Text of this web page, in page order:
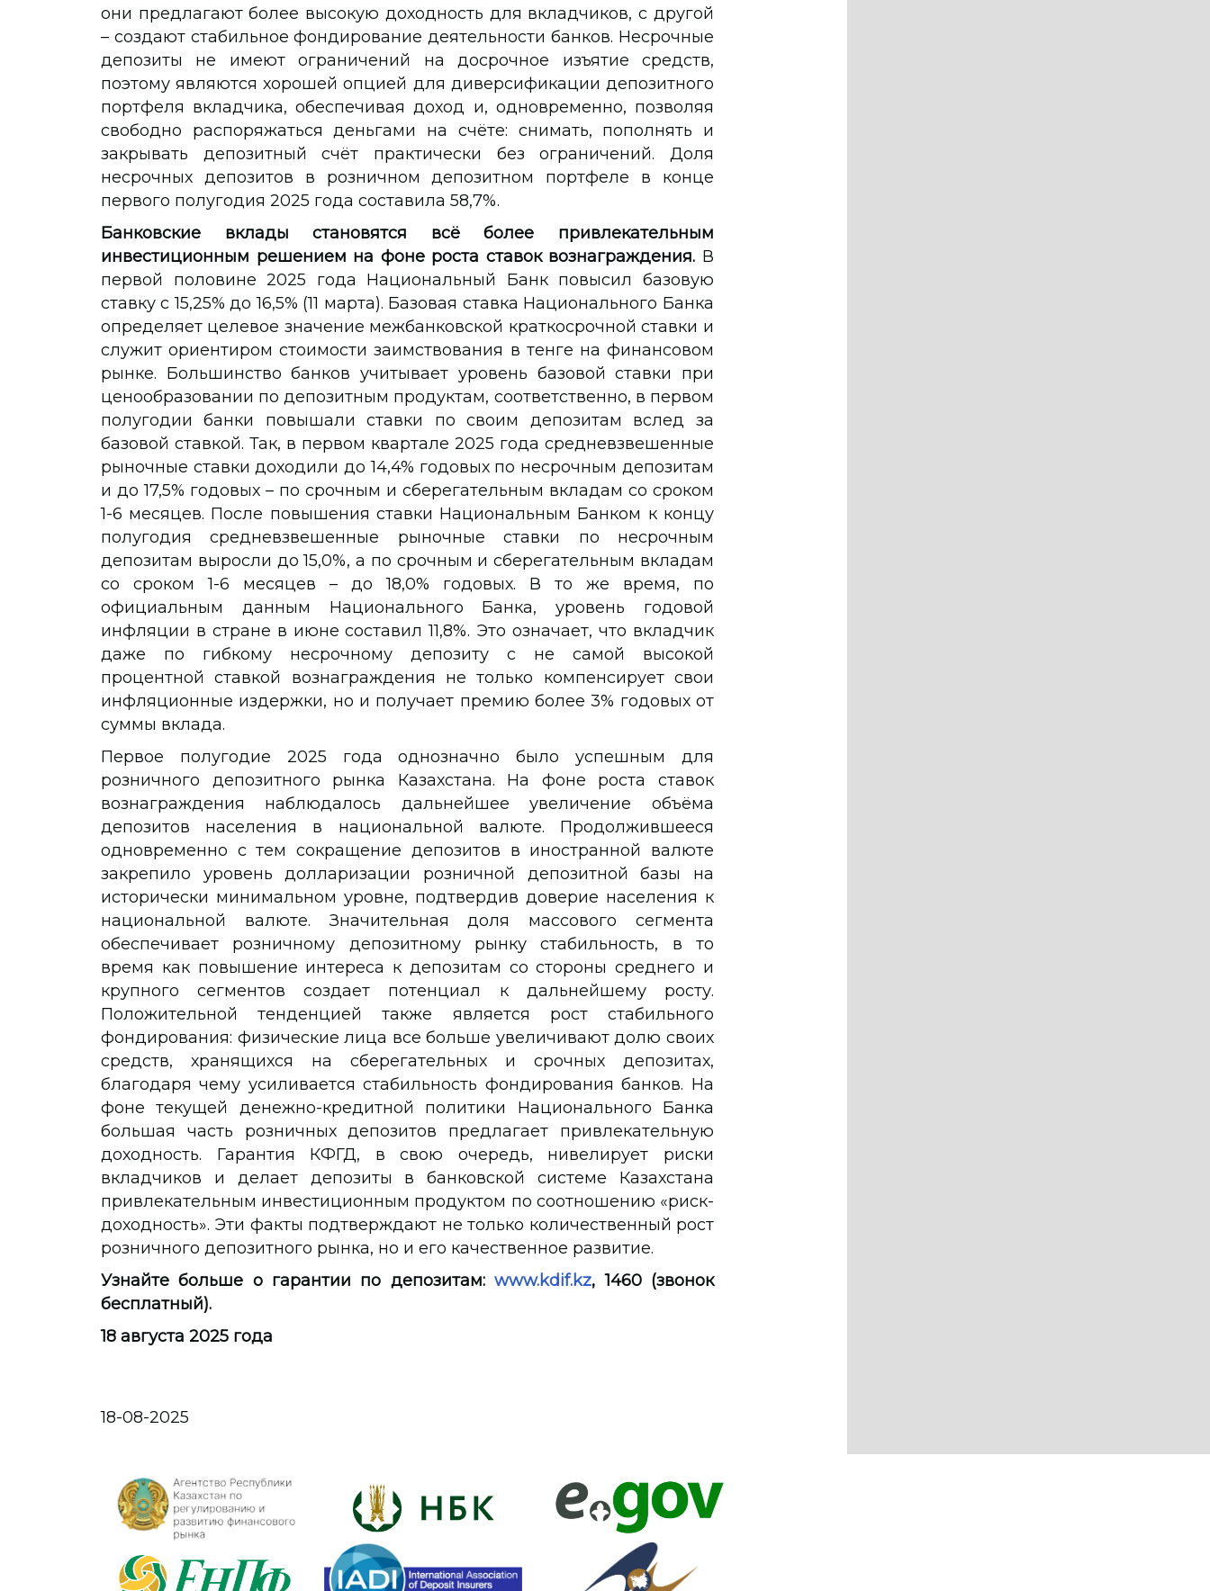
они предлагают более высокую доходность для вкладчиков, с другой
– создают стабильное фондирование деятельности банков. Несрочные
депозиты не имеют ограничений на досрочное изъятие средств,
поэтому являются хорошей опцией для диверсификации депозитного
портфеля вкладчика, обеспечивая доход и, одновременно, позволяя
свободно распоряжаться деньгами на счёте: снимать, пополнять и
закрывать депозитный счёт практически без ограничений. Доля
несрочных депозитов в розничном депозитном портфеле в конце
первого полугодия 2025 года составила 58,7%.
Банковские вклады становятся всё более привлекательным
инвестиционным решением на фоне роста ставок вознаграждения. В
первой половине 2025 года Национальный Банк повысил базовую
ставку с 15,25% до 16,5% (11 марта). Базовая ставка Национального Банка
определяет целевое значение межбанковской краткосрочной ставки и
служит ориентиром стоимости заимствования в тенге на финансовом
рынке. Большинство банков учитывает уровень базовой ставки при
ценообразовании по депозитным продуктам, соответственно, в первом
полугодии банки повышали ставки по своим депозитам вслед за
базовой ставкой. Так, в первом квартале 2025 года средневзвешенные
рыночные ставки доходили до 14,4% годовых по несрочным депозитам
и до 17,5% годовых – по срочным и сберегательным вкладам со сроком
1-6 месяцев. После повышения ставки Национальным Банком к концу
полугодия средневзвешенные рыночные ставки по несрочным
депозитам выросли до 15,0%, а по срочным и сберегательным вкладам
со сроком 1-6 месяцев – до 18,0% годовых. В то же время, по
официальным данным Национального Банка, уровень годовой
инфляции в стране в июне составил 11,8%. Это означает, что вкладчик
даже по гибкому несрочному депозиту с не самой высокой
процентной ставкой вознаграждения не только компенсирует свои
инфляционные издержки, но и получает премию более 3% годовых от
суммы вклада.
Первое полугодие 2025 года однозначно было успешным для
розничного депозитного рынка Казахстана. На фоне роста ставок
вознаграждения наблюдалось дальнейшее увеличение объёма
депозитов населения в национальной валюте. Продолжившееся
одновременно с тем сокращение депозитов в иностранной валюте
закрепило уровень долларизации розничной депозитной базы на
исторически минимальном уровне, подтвердив доверие населения к
национальной валюте. Значительная доля массового сегмента
обеспечивает розничному депозитному рынку стабильность, в то
время как повышение интереса к депозитам со стороны среднего и
крупного сегментов создает потенциал к дальнейшему росту.
Положительной тенденцией также является рост стабильного
фондирования: физические лица все больше увеличивают долю своих
средств, хранящихся на сберегательных и срочных депозитах,
благодаря чему усиливается стабильность фондирования банков. На
фоне текущей денежно-кредитной политики Национального Банка
большая часть розничных депозитов предлагает привлекательную
доходность. Гарантия КФГД, в свою очередь, нивелирует риски
вкладчиков и делает депозиты в банковской системе Казахстана
привлекательным инвестиционным продуктом по соотношению «риск-
доходность». Эти факты подтверждают не только количественный рост
розничного депозитного рынка, но и его качественное развитие.
Узнайте больше о гарантии по депозитам:www.kdif.kz, 1460 (звонок
бесплатный).
18 августа 2025 года
18-08-2025